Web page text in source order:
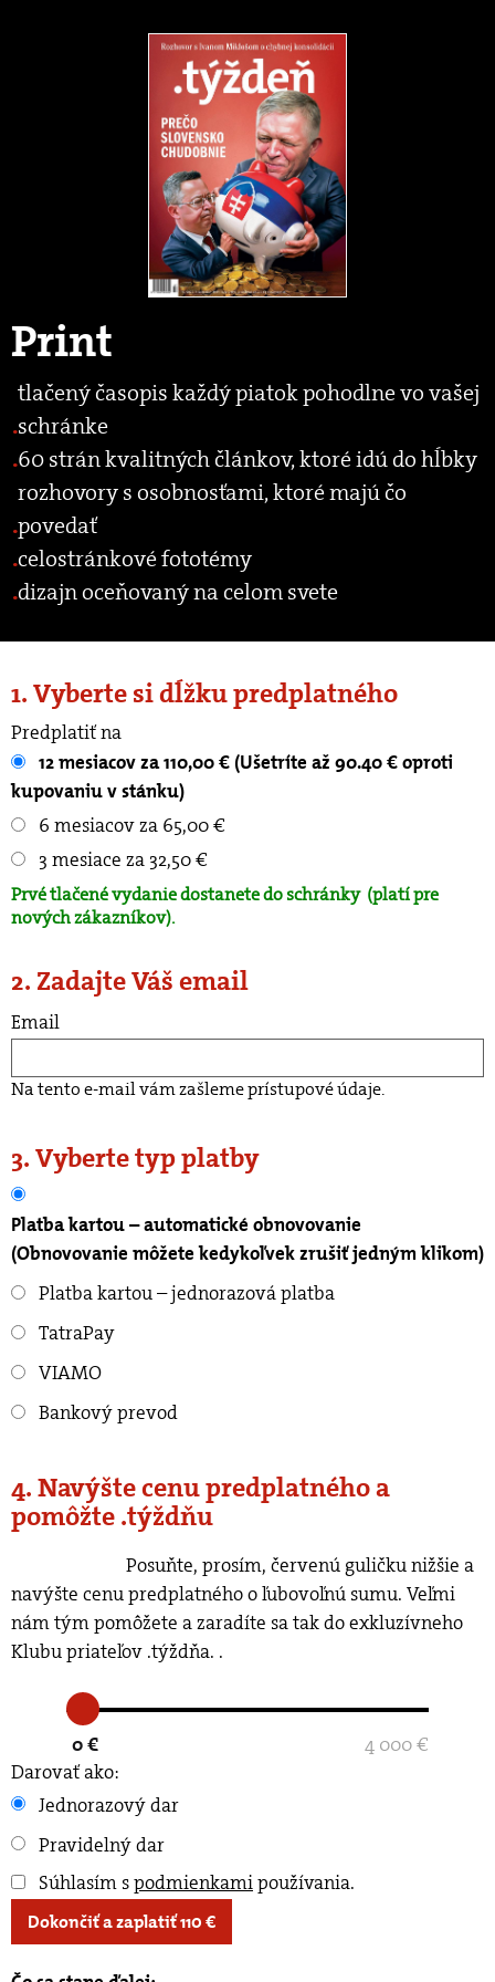
Print
tlačený časopis každý piatok pohodlne vo vašej
schránke
60 strán kvalitných článkov, ktoré idú do hĺbky
rozhovory s osobnosťami, ktoré majú čo
povedať
celostránkové fototémy
dizajn oceňovaný na celom svete
1. Vyberte si dĺžku predplatného
Predplatiť na
kupovaniu v stánku)
6 mesiacov za 65,00 €
3 mesiace za 32,50 €
Prvé tlačené vydanie dostanete do schránky (platí pre
nových zákazníkov).
2. Zadajte Váš email
Email
Na tento e-mail vám zašleme prístupové údaje.
3. Vyberte typ platby
Platba kartou – automatické obnovovanie
(Obnovovanie môžete kedykoľvek zrušiť jedným klikom)
Platba kartou – jednorazová platba
TatraPay
VIAMO
Bankový prevod
4. Navýšte cenu predplatného a
pomôžte .týždňu
navýšte cenu predplatného o ľubovoľnú sumu. Veľmi
nám tým pomôžete a zaradíte sa tak do exkluzívneho
Klubu priateľov .týždňa. .
0 €
4 000 €
Darovať ako:
Jednorazový dar
Pravidelný dar
Súhlasím spodmienkamipoužívania.
Dokončiť a zaplatiť110€